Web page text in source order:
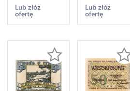
Marks 1918
AU - Make
Lub złóż
ofertę
Marks 1918
AU - Make
Lub złóż
ofertę